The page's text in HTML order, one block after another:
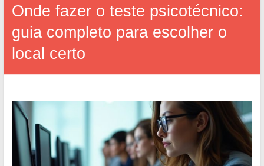
Onde fazer o teste psicotécnico:
guia completo para escolher o
local certo